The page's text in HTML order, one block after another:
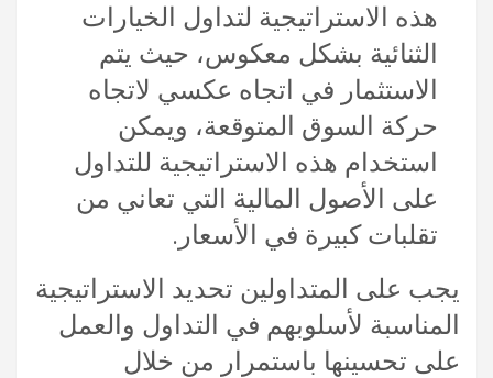
هذه الاستراتيجية لتداول الخيارات
الثنائية بشكل معكوس، حيث يتم
الاستثمار في اتجاه عكسي لاتجاه
حركة السوق المتوقعة، ويمكن
استخدام هذه الاستراتيجية للتداول
على الأصول المالية التي تعاني من
تقلبات كبيرة في الأسعار.
يجب على المتداولين تحديد الاستراتيجية
المناسبة لأسلوبهم في التداول والعمل
على تحسينها باستمرار من خلال